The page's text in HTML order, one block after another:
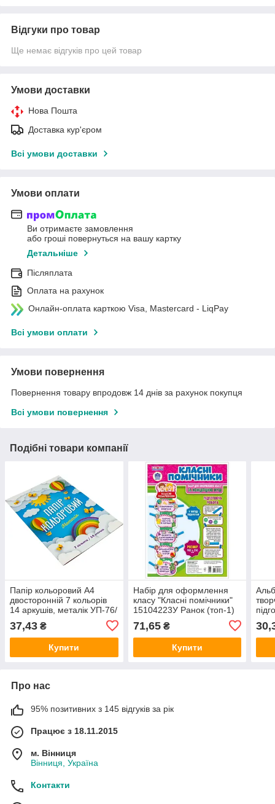
Відгуки про товар
Ще немає відгуків про цей товар
Умови доставки
Нова Пошта
Доставка кур'єром
Всі умови доставки
Умови оплати
Ви отримаєте замовлення
або гроші повернуться на вашу картку
Детальніше
Післяплата
Оплата на рахунок
Онлайн-оплата карткою Visa, Mastercard - LiqPay
Всі умови оплати
Умови повернення
Повернення товару впродовж 14 днів за рахунок покупця
Всі умови повернення
Подібні товари компанії
Папір кольоровий А4
двосторонній 7 кольорів
14 аркушів, металік УП-76/
37,43 ₴
Купити
Набір для оформлення
класу "Класні помічники"
15104223У Ранок (топ-1)
71,65₴
Купити
Про нас
95% позитивних з 145 відгуків за рік
Працює з 18.11.2015
м. Вінниця
Вінниця, Україна
Контакти